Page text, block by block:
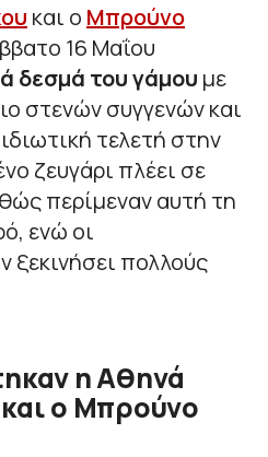
και ο Μπρούνο
16 Μαΐου
δεσμά του γάμου με
στενών συγγενών και
τελετή στην
ζευγάρι πλέει σε
περίμεναν αυτή τη
ενώ οι
ξεκινήσει πολλούς
η Αθηνά
ο Μπρούνο